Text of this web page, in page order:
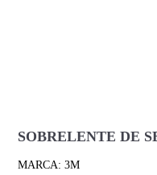
SOBRELENTE DE
MARCA: 3M